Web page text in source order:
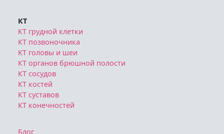
КТ
КТ грудной клетки
КТ позвоночника
КТ головы и шеи
КТ органов брюшной полости
КТ сосудов
КТ костей
КТ суставов
КТ конечностей
Блог